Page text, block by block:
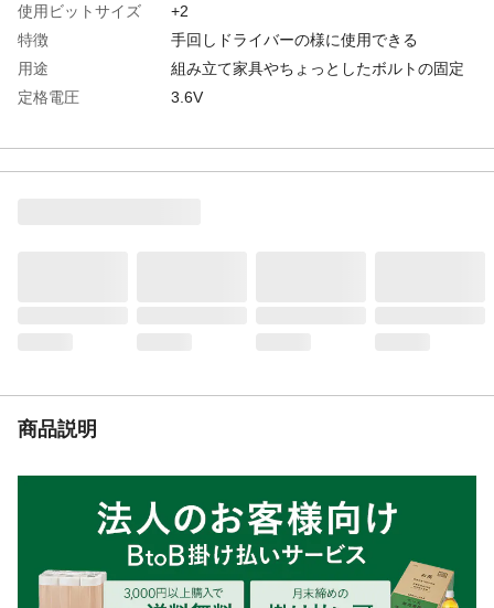
使用ビットサイズ
+2
特徴
手回しドライバーの様に使用できる
用途
組み立て家具やちょっとしたボルトの固定
定格電圧
3.6V
最大トルク
電動2.5N.m 手動10N.m
商品説明